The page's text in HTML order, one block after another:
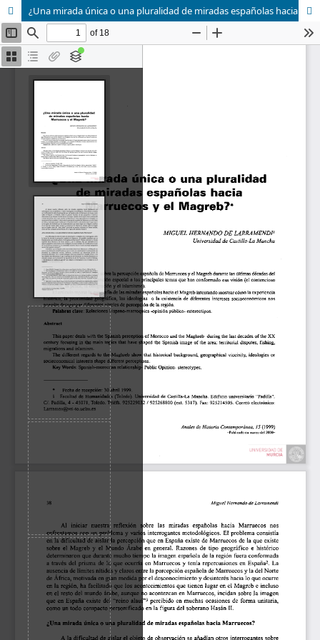
¿Una mirada única o una pluralidad de miradas españolas hacia Marruecos y el Magreb?